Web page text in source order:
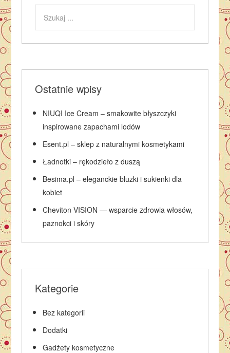
Ostatnie wpisy
NIUQI Ice Cream – smakowite błyszczyki
inspirowane zapachami lodów
Esent.pl – sklep z naturalnymi kosmetykami
Ładnotki – rękodzieło z duszą
Besima.pl – eleganckie bluzki i sukienki dla
kobiet
Cheviton VISION — wsparcie zdrowia włosów,
paznokci i skóry
Kategorie
Bez kategorii
Dodatki
Gadżety kosmetyczne